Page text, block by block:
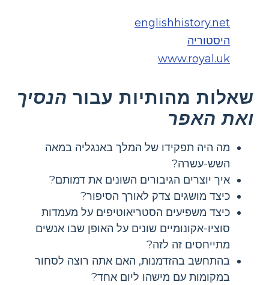
englishhistory.net
היסטוריה
www.royal.uk
שאלות מהותיות עבור הנסיך
ואת האפר
מה היה תפקידו של המלך באנגליה במאה
השש-עשרה?
איך יוצרים הגיבורים השונים את דמותם?
כיצד מושגים צדק לאורך הסיפור?
כיצד משפיעים הסטריאוטיפים על מעמדות
סוציו-אקונומיים שונים על האופן שבו אנשים
מתייחסים זה לזה?
בהתחשב בהזדמנות, האם אתה רוצה לסחור
במקומות עם מישהו ליום אחד?